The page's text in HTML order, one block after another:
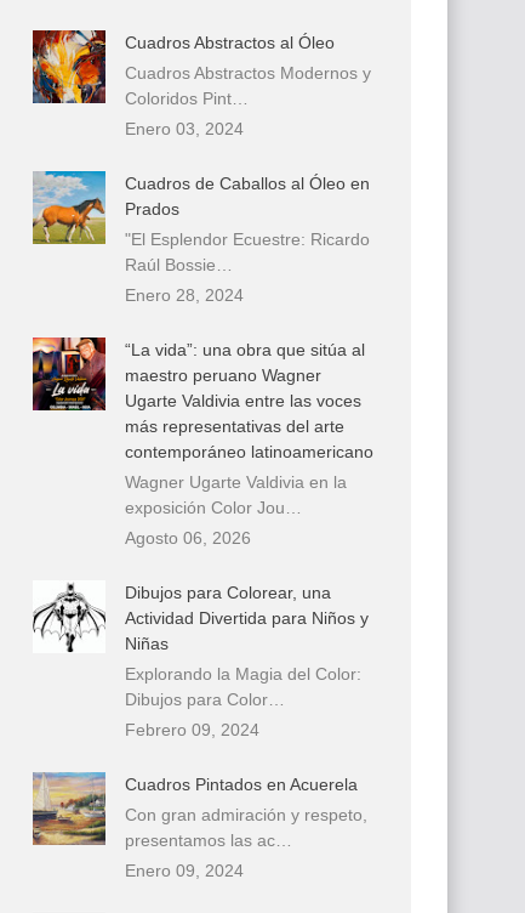
Cuadros Abstractos al Óleo
Cuadros Abstractos Modernos y
Coloridos Pint…
Enero 03, 2024
Cuadros de Caballos al Óleo en
Prados
"El Esplendor Ecuestre: Ricardo
Raúl Bossie…
Enero 28, 2024
“La vida”: una obra que sitúa al
maestro peruano Wagner
Ugarte Valdivia entre las voces
más representativas del arte
contemporáneo latinoamericano
Wagner Ugarte Valdivia en la
exposición Color Jou…
Agosto 06, 2026
Dibujos para Colorear, una
Actividad Divertida para Niños y
Niñas
Explorando la Magia del Color:
Dibujos para Color…
Febrero 09, 2024
Cuadros Pintados en Acuerela
Con gran admiración y respeto,
presentamos las ac…
Enero 09, 2024